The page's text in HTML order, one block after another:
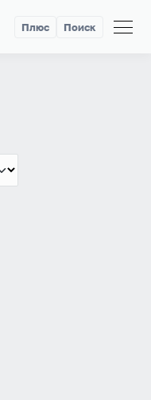
Плюс Поиск